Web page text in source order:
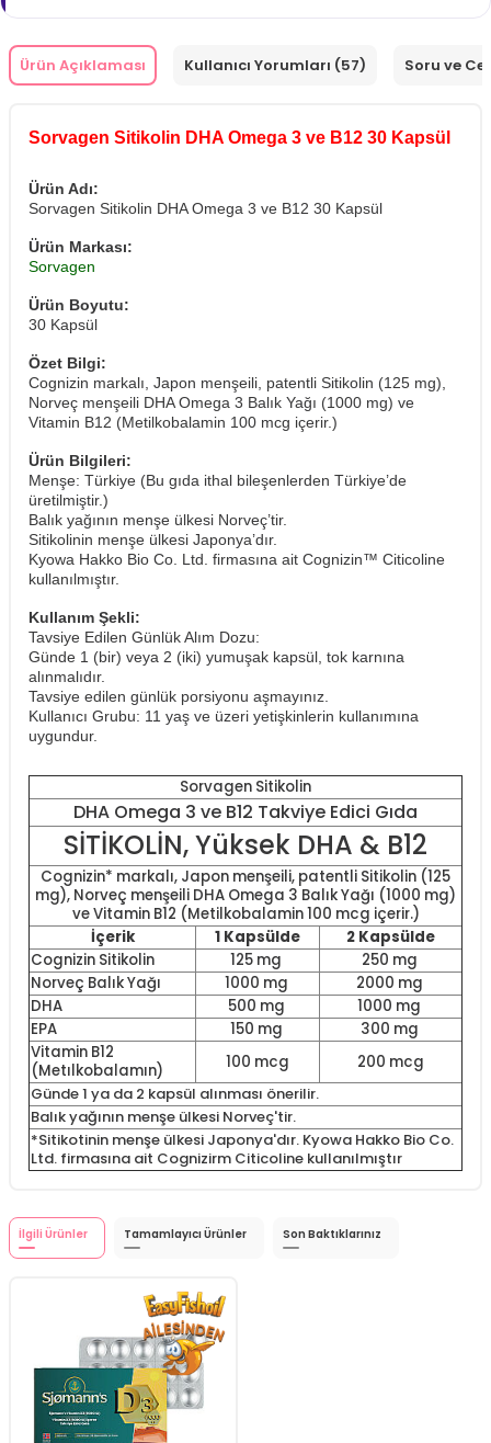
Ürün Açıklaması Kullanıcı Yorumları (57) Soru ve
Sorvagen Sitikolin DHA Omega 3 ve B12 30 Kapsül
Ürün Adı:
Sorvagen Sitikolin DHA Omega 3 ve B12 30 Kapsül
Ürün Markası:
Sorvagen
Ürün Boyutu:
30 Kapsül
Özet Bilgi:
Cognizin markalı, Japon menşeili, patentli Sitikolin (125 mg),
Norveç menşeili DHA Omega 3 Balık Yağı (1000 mg) ve
Vitamin B12 (Metilkobalamin 100 mcg içerir.)
Ürün Bilgileri:
Menşe: Türkiye (Bu gıda ithal bileşenlerden Türkiye’de
üretilmiştir.)
Balık yağının menşe ülkesi Norveç’tir.
Sitikolinin menşe ülkesi Japonya’dır.
Kyowa Hakko Bio Co. Ltd. firmasına ait Cognizin™ Citicoline
kullanılmıştır.
Kullanım Şekli:
Tavsiye Edilen Günlük Alım Dozu:
Günde 1 (bir) veya 2 (iki) yumuşak kapsül, tok karnına
alınmalıdır.
Tavsiye edilen günlük porsiyonu aşmayınız.
Kullanıcı Grubu: 11 yaş ve üzeri yetişkinlerin kullanımına
uygundur.
Sorvagen Sitikolin
DHA Omega 3 ve B12 Takviye Edici Gıda
SİTİKOLİN, Yüksek DHA & B12
Cognizin* markalı, Japon menşeili, patentli Sitikolin (125
mg), Norveç menşeili DHA Omega 3 Balık Yağı (1000 mg)
ve Vitamin B12 (Metilkobalamin 100 mcg içerir.)
İçerik
1 Kapsülde
2 Kapsülde
Cognizin Sitikolin
125 mg
250 mg
Norveç Balık Yağı
1000 mg
2000 mg
DHA
500 mg
1000 mg
EPA
150 mg
300 mg
Vitamin B12
(Metılkobalamın)
100 mcg
200 mcg
Günde 1 ya da 2 kapsül alınması önerilir.
Balık yağının menşe ülkesi Norveç'tir.
*Sitikotinin menşe ülkesi Japonya'dır. Kyowa Hakko Bio Co.
Ltd. firmasına ait Cognizirm Citicoline kullanılmıştır
İlgili Ürünler Tamamlayıcı Ürünler Son Baktıklarınız